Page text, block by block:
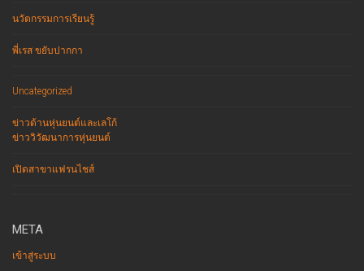
นวัตกรรมการเรียนรู้
พี่เรส ขยับปากกา
Uncategorized
ข่าวด้านหุ่นยนต์และเลโก้
ข่าววิวัฒนาการหุ่นยนต์
เปิดสาขาแฟรนไชส์
META
เข้าสู่ระบบ